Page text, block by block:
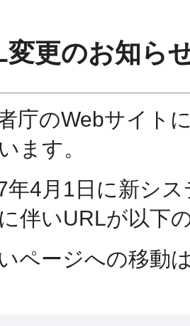
変更のお知ら
庁のWebサイト
ます。
年4月1日に新シ
伴いURLが以下
ページへの移動